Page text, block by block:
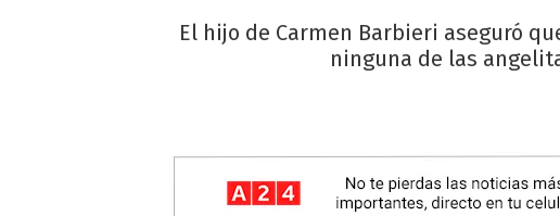
El hijo de Carmen Barbieri aseguró
ninguna de las